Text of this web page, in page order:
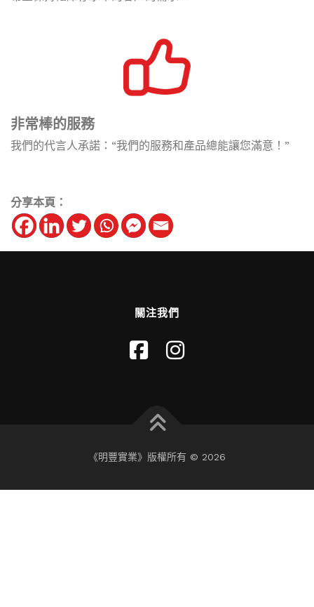
非常棒的服務
我們的代言人承諾：“我們的服務和產品總能讓您滿意！”
分享本頁：
關注我們
《明豐實業》版權所有 © 2026